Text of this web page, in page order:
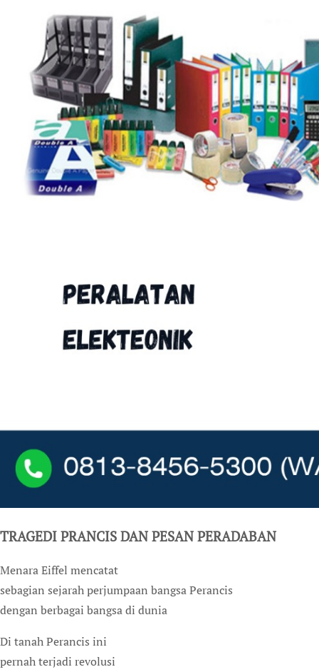
TRAGEDI PRANCIS DAN PESAN PERADABAN
Menara Eiffel mencatat
sebagian sejarah perjumpaan bangsa Perancis
dengan berbagai bangsa di dunia
Di tanah Perancis ini
pernah terjadi revolusi